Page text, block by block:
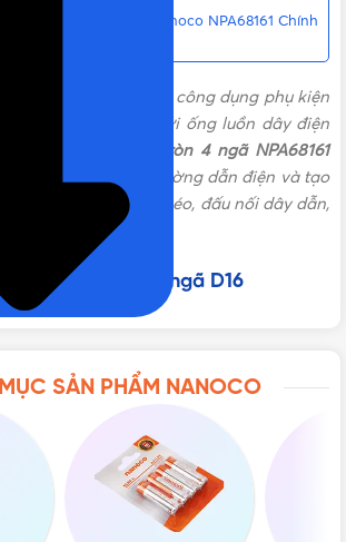
nối 4 ngã Ø16 mm Nanoco NPA68161 Chính
ra đời với công dụng phụ kiện
đặt, đi dây điện với ống luồn dây điện
Box tròn 4 ngã NPA68161
hướng rẽ cho các đường dẫn điện và tạo
dây điện nổi, giúp kéo, đấu nối dây dẫn,
nhánh.
của Hộp nối 4 ngã D16
Hộp nối 4 ngã
mm
thùng
SẢN PHẨM NANOCO